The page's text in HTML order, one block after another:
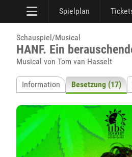
Spielplan
Schauspiel/Musical
HANF. Ein
Musical von Tom van Hasselt
Information Besetzung (17)